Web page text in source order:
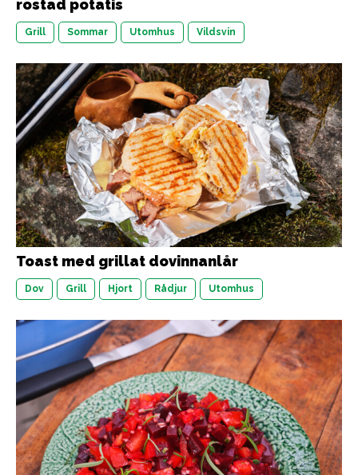
rostad potatis
Grill Sommar Utomhus Vildsvin
Toast med grillat dovinnanlår
Dov Grill Hjort Rådjur Utomhus